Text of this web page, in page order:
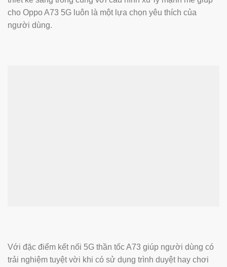
cho Oppo A73 5G luôn là một lựa chọn yêu thích của
người dùng.
Với đặc điểm kết nối 5G thần tốc A73 giúp người dùng có
trải nghiệm tuyệt vời khi có sử dụng trình duyệt hay chơi